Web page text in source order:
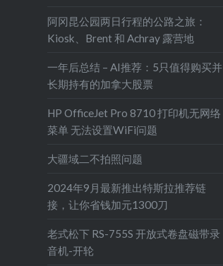
阿冈昆公园两日行程的公路之旅：
Kiosk、Brent 和 Achray 露营地
一年后总结 – AI推荐：5只值得购买并
长期持有的加拿大股票
HP OfficeJet Pro 8710 打印机无网络
菜单 无法设置WiFi问题
大疆域二不拍照问题
2024年9月最新推出特斯拉推荐链
接，让你省钱加元1300刀
老式松下 RS-755S 开放式卷盘磁带录
音机-开轮